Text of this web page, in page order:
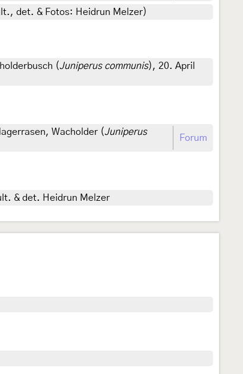
det. & Fotos: Heidrun Melzer)
(Juniperus communis), 20. April
Wacholder (Juniperus
Forum
& det. Heidrun Melzer